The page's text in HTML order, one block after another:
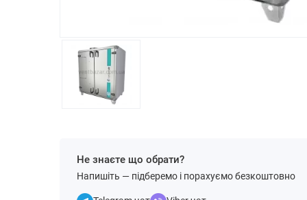
Не знаєте що обрати?
Напишіть — підберемо і порахуємо безкоштовно